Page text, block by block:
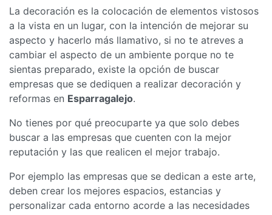
La decoración es la colocación de elementos vistosos
a la vista en un lugar, con la intención de mejorar su
aspecto y hacerlo más llamativo, si no te atreves a
cambiar el aspecto de un ambiente porque no te
sientas preparado, existe la opción de buscar
empresas que se dediquen a realizar decoración y
reformas en Esparragalejo.
No tienes por qué preocuparte ya que solo debes
buscar a las empresas que cuenten con la mejor
reputación y las que realicen el mejor trabajo.
Por ejemplo las empresas que se dedican a este arte,
deben crear los mejores espacios, estancias y
personalizar cada entorno acorde a las necesidades